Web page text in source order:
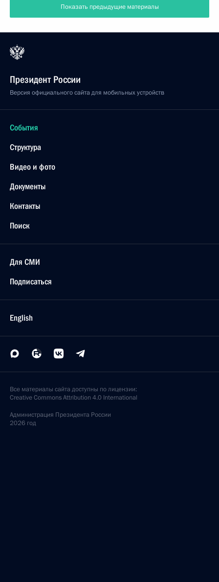
17 сентября 2021 года, 12:20
Московская область, Ново-Огарёво
16 сентября 2021 года, четверг
Сессия Совета коллективной безопасности ОДКБ
16 сентября 2021 года, 10:05
16 сентября 2021 года, 00:00
15 сентября 2021 года, среда
Совещание с постоянными членами Совета
Безопасности
14 сентября 2021 года, вторник
Алексеем Дюминым
14 сентября 2021 года, 18:00
Московская область, Ново-Огарёво
Совещание с членами Правительства
и руководством партии «Единая Россия»
14 сентября 2021 года, 17:30
Московская область, Ново-Огарёво